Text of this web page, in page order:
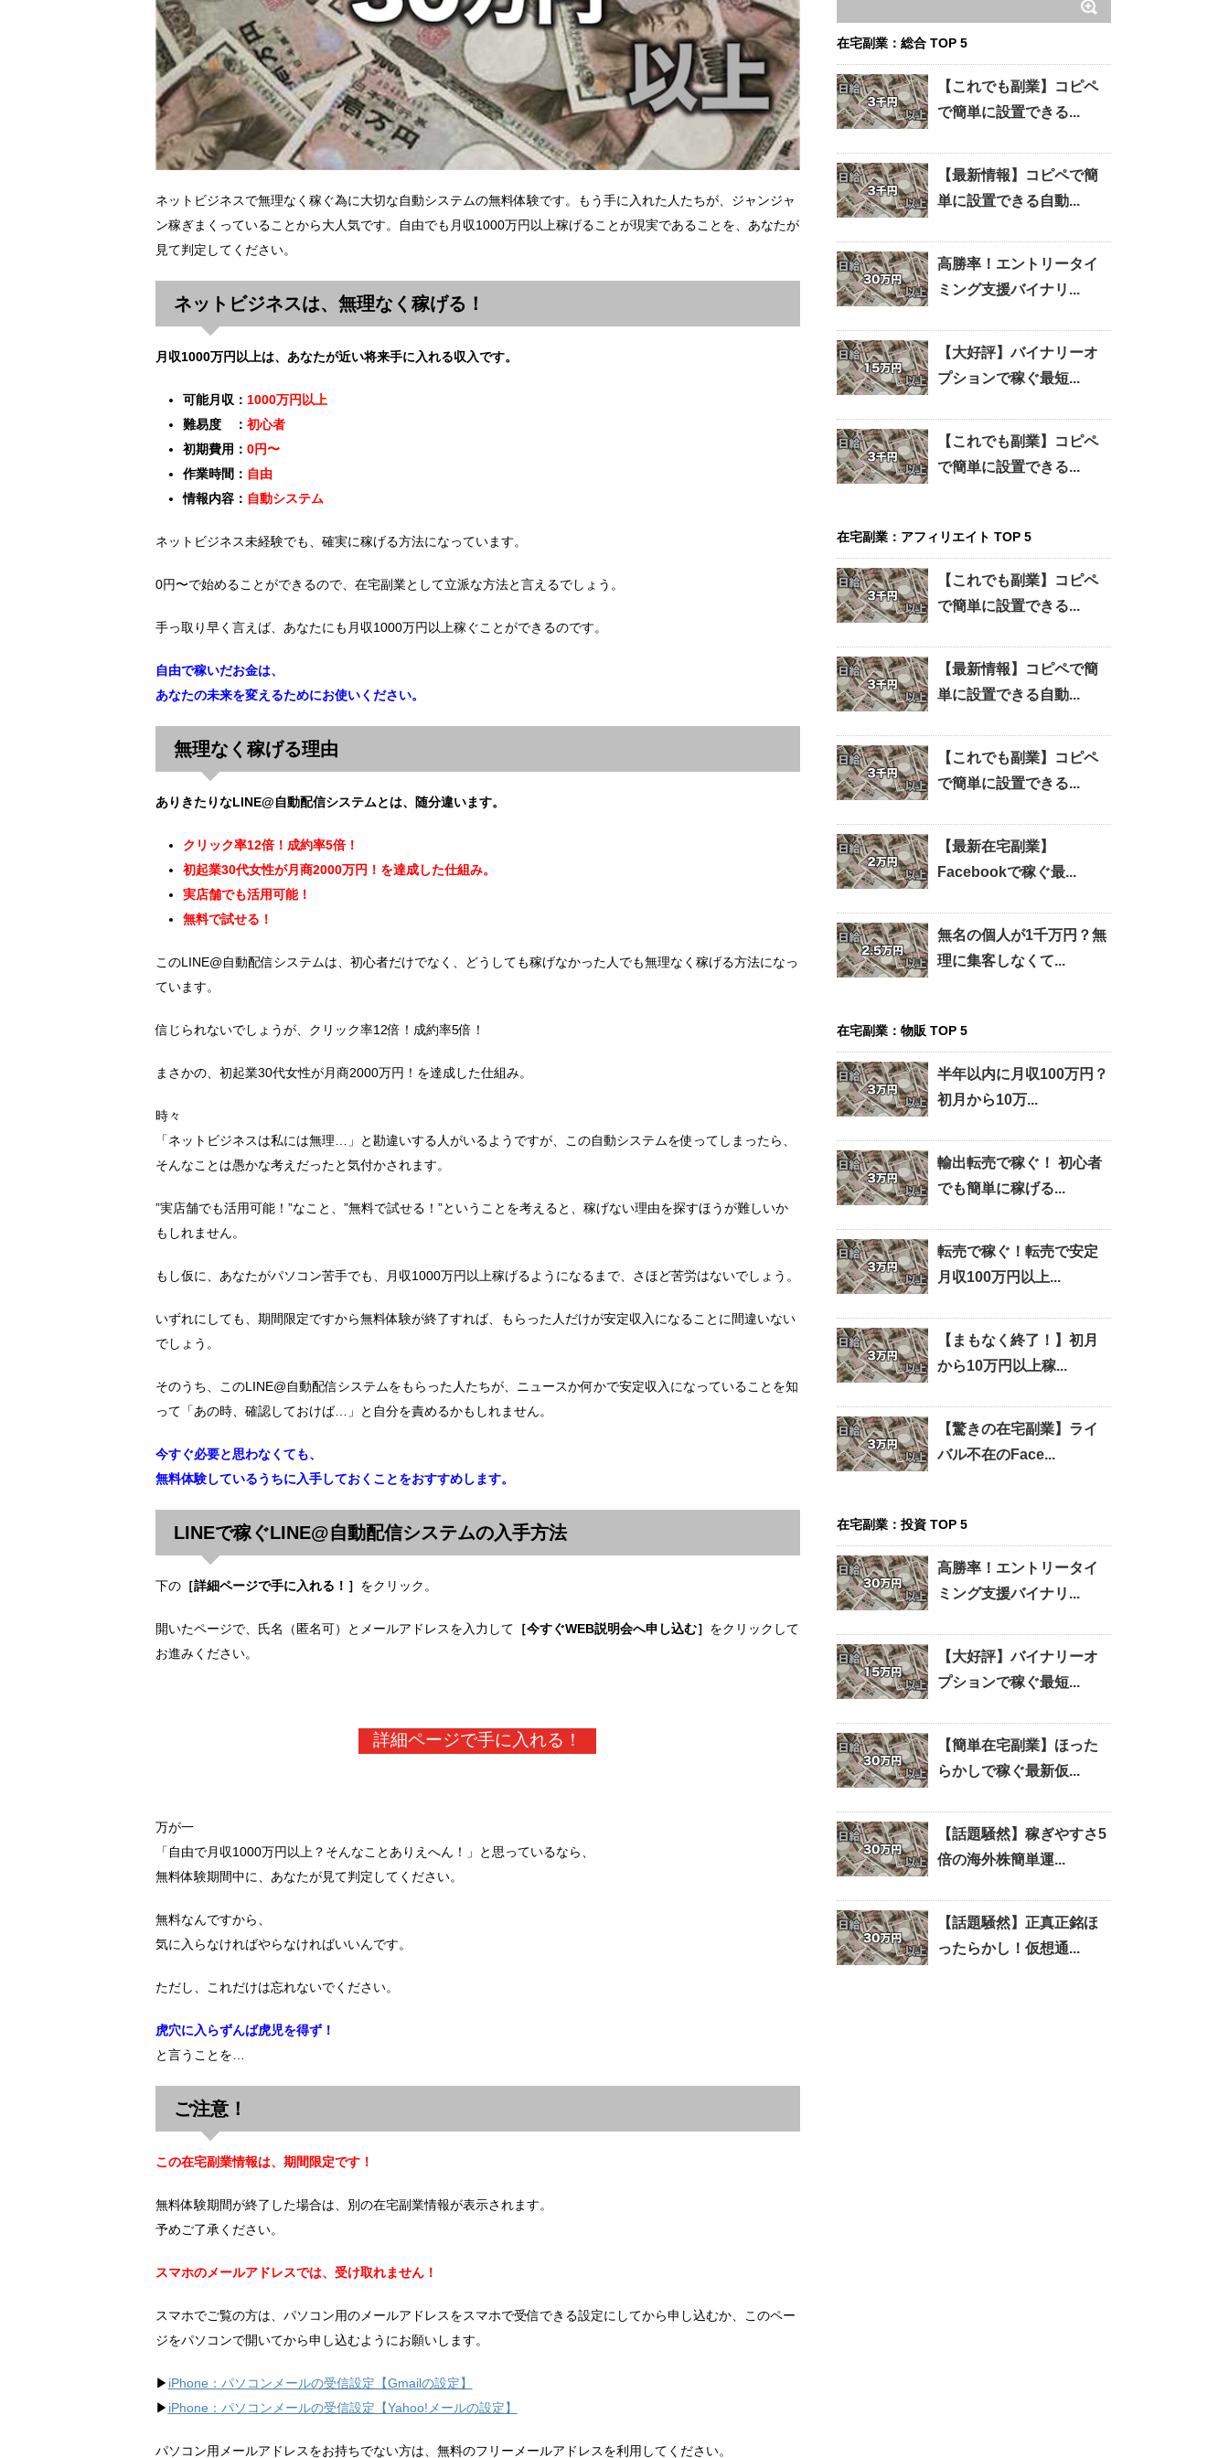
ネットビジネスで無理なく稼ぐ為に大切な自動システムの無料体験です。もう手に入れた人たちが、ジャンジャ
ン稼ぎまくっていることから大人気です。自由でも月収1000万円以上稼げることが現実であることを、あなたが
見て判定してください。
ネットビジネスは、無理なく稼げる！
月収1000万円以上は、あなたが近い将来手に入れる収入です。
可能月収： 1000万円以上
難易度 ： 初心者
初期費用： 0円〜
作業時間： 自由
情報内容： 自動システム
ネットビジネス未経験でも、確実に稼げる方法になっています。
0円〜で始めることができるので、在宅副業として立派な方法と言えるでしょう。
手っ取り早く言えば、あなたにも月収1000万円以上稼ぐことができるのです。
自由で稼いだお金は、
あなたの未来を変えるためにお使いください。
無理なく稼げる理由
ありきたりなLINE@自動配信システムとは、随分違います。
クリック率12倍！成約率5倍！
初起業30代女性が月商2000万円！を達成した仕組み。
実店舗でも活用可能！
無料で試せる！
このLINE@自動配信システムは、初心者だけでなく、どうしても稼げなかった人でも無理なく稼げる方法になっ
ています。
信じられないでしょうが、クリック率12倍！成約率5倍！
まさかの、初起業30代女性が月商2000万円！を達成した仕組み。
時々
「ネットビジネスは私には無理…」と勘違いする人がいるようですが、この自動システムを使ってしまったら、
そんなことは愚かな考えだったと気付かされます。
”実店舗でも活用可能！”なこと、”無料で試せる！”ということを考えると、稼げない理由を探すほうが難しいか
もしれません。
もし仮に、あなたがパソコン苦手でも、月収1000万円以上稼げるようになるまで、さほど苦労はないでしょう。
いずれにしても、期間限定ですから無料体験が終了すれば、もらった人だけが安定収入になることに間違いない
でしょう。
そのうち、このLINE@自動配信システムをもらった人たちが、ニュースか何かで安定収入になっていることを知
って「あの時、確認しておけば…」と自分を責めるかもしれません。
今すぐ必要と思わなくても、
無料体験しているうちに入手しておくことをおすすめします。
LINEで稼ぐLINE@自動配信システムの入手方法
下の［詳細ページで手に入れる！］ をクリック。
開いたページで、氏名（匿名可）とメールアドレスを入力して ［今すぐWEB説明会へ申し込む］ をクリックして
お進みください。
詳細ページで手に入れる！
万が一
「自由で月収1000万円以上？そんなことありえへん！」と思っているなら、
無料体験期間中に、あなたが見て判定してください。
無料なんですから、
気に入らなければやらなければいいんです。
ただし、これだけは忘れないでください。
虎穴に入らずんば虎児を得ず！
と言うことを…
ご注意！
この在宅副業情報は、期間限定です！
無料体験期間が終了した場合は、別の在宅副業情報が表示されます。
予めご了承ください。
スマホのメールアドレスでは、受け取れません！
スマホでご覧の方は、パソコン用のメールアドレスをスマホで受信できる設定にしてから申し込むか、このペー
ジをパソコンで開いてから申し込むようにお願いします。
▶︎ iPhone：パソコンメールの受信設定【Gmailの設定】
▶︎ iPhone：パソコンメールの受信設定【Yahoo!メールの設定】
パソコン用メールアドレスをお持ちでない方は、無料のフリーメールアドレスを利用してください。
在宅副業：総合 TOP 5
【これでも副業】コピペ
で簡単に設置できる...
【最新情報】コピペで簡
単に設置できる自動...
高勝率！エントリータイ
ミング支援バイナリ...
【大好評】バイナリーオ
プションで稼ぐ最短...
【これでも副業】コピペ
で簡単に設置できる...
在宅副業：アフィリエイト TOP 5
【これでも副業】コピペ
で簡単に設置できる...
【最新情報】コピペで簡
単に設置できる自動...
【これでも副業】コピペ
で簡単に設置できる...
【最新在宅副業】
Facebookで稼ぐ最...
無名の個人が1千万円？無
理に集客しなくて...
在宅副業：物販 TOP 5
半年以内に月収100万円？
初月から10万...
輸出転売で稼ぐ！ 初心者
でも簡単に稼げる...
転売で稼ぐ！転売で安定
月収100万円以上...
【まもなく終了！】初月
から10万円以上稼...
【驚きの在宅副業】ライ
バル不在のFace...
在宅副業：投資 TOP 5
高勝率！エントリータイ
ミング支援バイナリ...
【大好評】バイナリーオ
プションで稼ぐ最短...
【簡単在宅副業】ほった
らかしで稼ぐ最新仮...
【話題騒然】稼ぎやすさ5
倍の海外株簡単運...
【話題騒然】正真正銘ほ
ったらかし！仮想通...